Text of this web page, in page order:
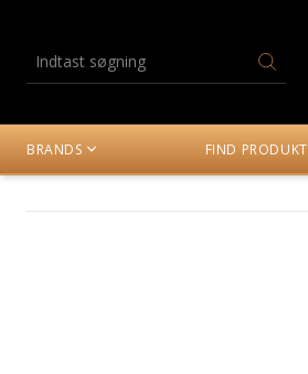
BRANDS FIND PRODUKT